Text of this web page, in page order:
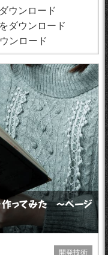
ウンロード
ダウンロード
ンロード
作ってみた 〜ページ
開発技術